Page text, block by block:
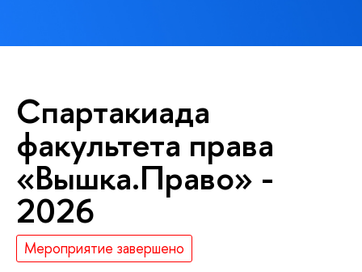
Спартакиада
факультета права
«Вышка.Право» -
2026
Мероприятие завершено